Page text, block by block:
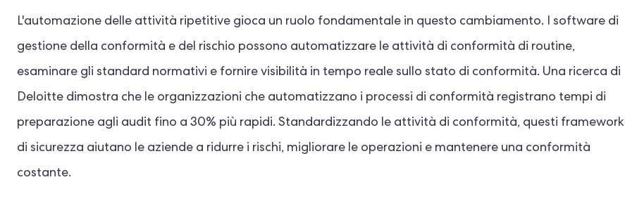
L'automazione delle attività ripetitive gioca un ruolo fondamentale in questo cambiamento. I software di
gestione della conformità e del rischio possono automatizzare le attività di conformità di routine,
esaminare gli standard normativi e fornire visibilità in tempo reale sullo stato di conformità. Una ricerca di
Deloitte dimostra che le organizzazioni che automatizzano i processi di conformità registrano tempi di
preparazione agli audit fino a 30% più rapidi. Standardizzando le attività di conformità, questi framework
di sicurezza aiutano le aziende a ridurre i rischi, migliorare le operazioni e mantenere una conformità
costante.